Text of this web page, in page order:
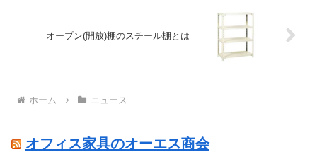
オープン(開放)棚のスチール棚とは
ホーム ニュース
オフィス家具のオーエス商会